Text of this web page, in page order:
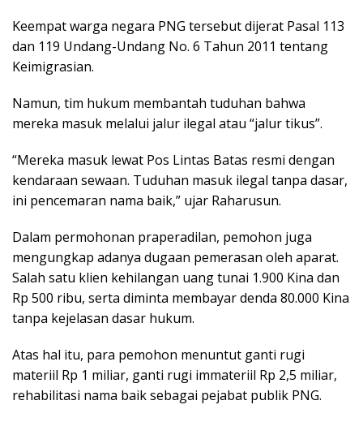
Keempat warga negara PNG tersebut dijerat Pasal 113
dan 119 Undang-Undang No. 6 Tahun 2011 tentang
Keimigrasian.
Namun, tim hukum membantah tuduhan bahwa
mereka masuk melalui jalur ilegal atau “jalur tikus”.
“Mereka masuk lewat Pos Lintas Batas resmi dengan
kendaraan sewaan. Tuduhan masuk ilegal tanpa dasar,
ini pencemaran nama baik,” ujar Raharusun.
Dalam permohonan praperadilan, pemohon juga
mengungkap adanya dugaan pemerasan oleh aparat.
Salah satu klien kehilangan uang tunai 1.900 Kina dan
Rp 500 ribu, serta diminta membayar denda 80.000 Kina
tanpa kejelasan dasar hukum.
Atas hal itu, para pemohon menuntut ganti rugi
materiil Rp 1 miliar, ganti rugi immateriil Rp 2,5 miliar,
rehabilitasi nama baik sebagai pejabat publik PNG.